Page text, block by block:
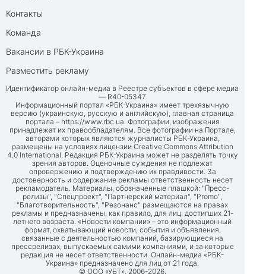
Контакты
Команда
Вакансии в РБК-Украина
Разместить рекламу
Идентификатор онлайн-медиа в Реестре субъектов в сфере медиа
— R40-05347
Информационный портал «РБК-Украина» имеет трехязычную
версию (украинскую, русскую и английскую), главная страница
портала – https://www.rbc.ua. Фотографии, изображения
принадлежат их правообладателям. Все фотографии на Портале,
авторами которых являются журналисты РБК-Украина,
размещены на условиях лицензии Creative Commons Attribution
4.0 International. Редакция РБК-Украина может не разделять точку
зрения авторов. Оценочные суждения не подлежат
опровержению и подтверждению их правдивости. За
достоверность и содержание рекламы ответственность несет
рекламодатель. Материалы, обозначенные плашкой: "Пресс-
релизы", "Спецпроект", "Партнерский материал", "Promo",
"Благотворительность", "Резонанс" размещаются на правах
рекламы и предназначены, как правило, для лиц, достигших 21-
летнего возраста. «Новости компании» – это информационный
формат, охватывающий новости, события и объявления,
связанные с деятельностью компаний, базирующиеся на
прессрелизах, выпускаемых самими компаниями, и за которые
редакция не несет ответственности. Онлайн-медиа «РБК-
Украина» предназначено для лиц от 21 года.
© ООО «УБТ», 2006-2026.